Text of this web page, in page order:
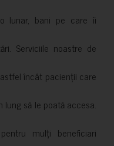
lunar, bani pe care îi
Serviciile noastre de
încât pacienții care
să le poată accesa.
mulți beneficiari